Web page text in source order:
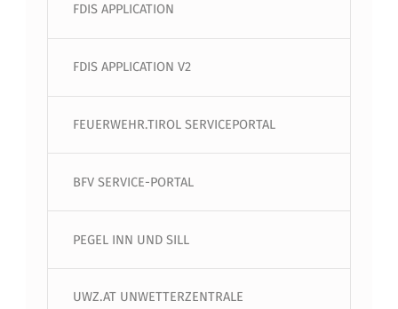
FDIS APPLICATION
FDIS APPLICATION V2
FEUERWEHR.TIROL SERVICEPORTAL
BFV SERVICE-PORTAL
PEGEL INN UND SILL
UWZ.AT UNWETTERZENTRALE